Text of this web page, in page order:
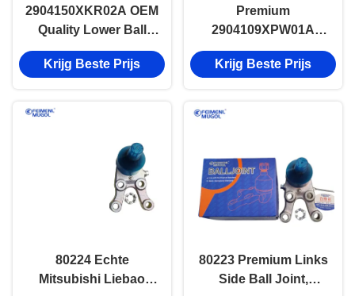
2904150XKR02A OEM
Quality Lower Ball
Joint voor Great Wall
H2S, Langdurige
Krijg Beste Prijs
Premium
2904109XPW01A
onderste
kogelgewricht
duurzaam en
Krijg Beste Prijs
80224 Echte
Mitsubishi Liebao
80223 Premium Links
Side Ball Joint,